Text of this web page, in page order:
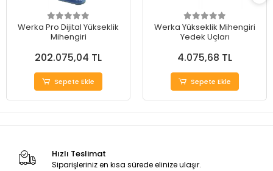
Werka Pro Dijital Yükseklik
Mihengiri
202.075,04 TL
Sepete Ekle
Werka Yükseklik Mihengiri
Yedek Uçları
4.075,68 TL
Sepete Ekle
Hızlı Teslimat
Siparişleriniz en kısa sürede elinize ulaşır.